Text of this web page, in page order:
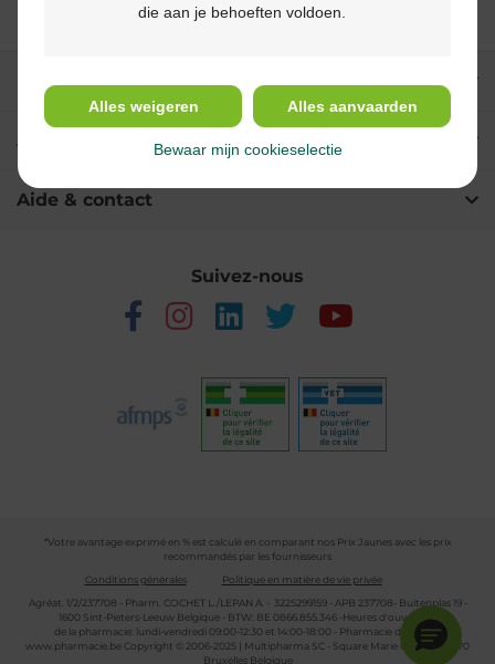
Nos services
A propos de Multipharma
Aide & contact
Suivez-nous
*Votre avantage exprimé en % est calculé en comparant nos Prix Jaunes avec les prix
recommandés par les fournisseurs
Conditions générales
Politique en matière de vie privée
Agréat. 1/2/237708 - Pharm. COCHET L./LEPAN A. - 3225299159 - APB 237708- Buitenplas 19 -
1600 Sint-Pieters-Leeuw Belgique - BTW: BE 0866.855.346 -Heures d'ouverture
de la pharmacie: lundi-vendredi 09:00-12:30 et 14:00-18:00 - Pharmacie de garde :
www.pharmacie.beCopyright © 2006-2025 | Multipharma SC - Square Marie Curie 30 - 1070
Bruxelles Belgique
die aan je behoeften voldoen.
Alles weigeren Alles aanvaarden
Bewaar mijn cookieselectie